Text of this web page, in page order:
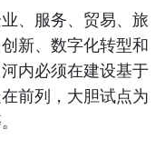
、服务、贸易、旅
新、数字化转型和
内必须在建设基于
前列，大胆试点为